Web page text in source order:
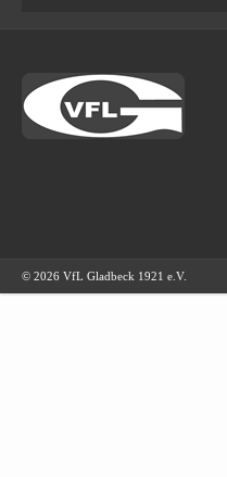
© 2026 VfL Gladbeck 1921 e.V.